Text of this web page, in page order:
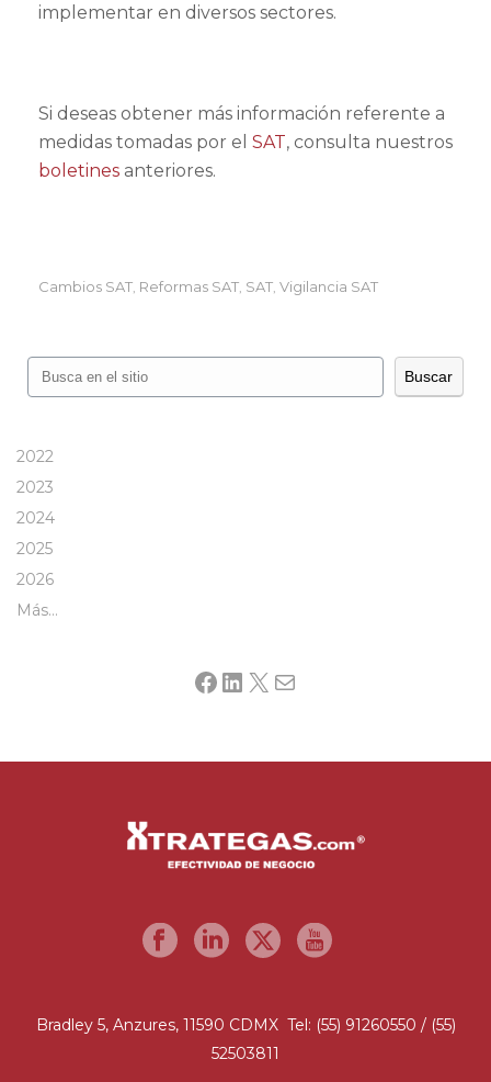
implementar en diversos sectores.
Si deseas obtener más información referente a
medidas tomadas por el SAT, consulta nuestros
boletines anteriores.
Cambios SAT Reformas SAT SAT Vigilancia SAT
Buscar Buscar
2022
2023
2024
2025
2026
Más…
Facebook
LinkedIn
X Mail
Bradley 5, Anzures, 11590 CDMX Tel: (55) 91260550 / (55)
52503811